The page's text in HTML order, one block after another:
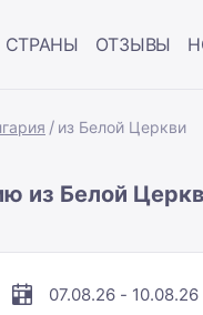
СТРАНЫ ОТЗЫВЫ
из Белой Церкви
из Белой
07.08.26 - 10.08.26